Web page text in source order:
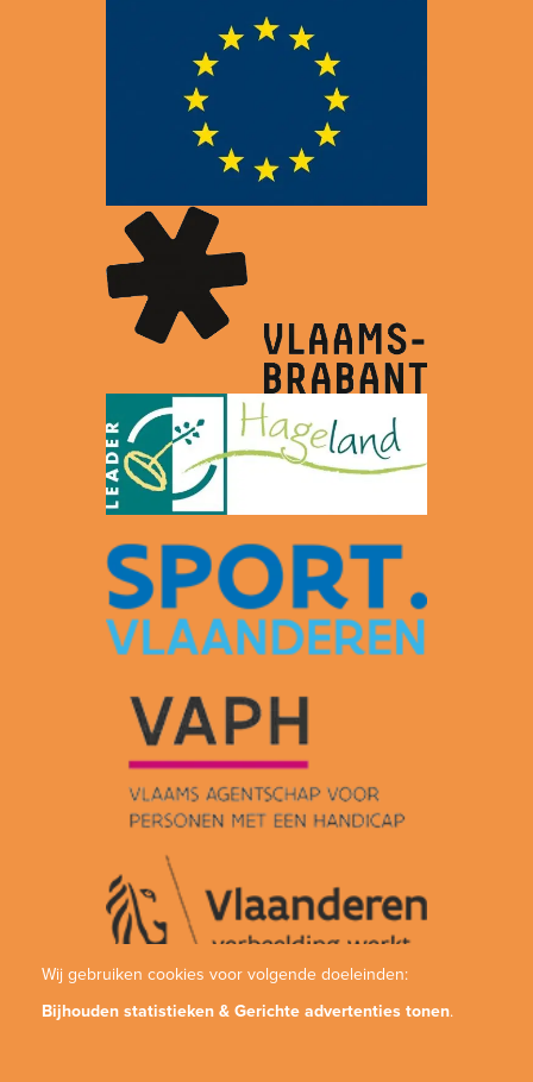
Wij gebruiken cookies voor volgende doeleinden:
Bijhouden statistieken & Gerichte advertenties tonen.